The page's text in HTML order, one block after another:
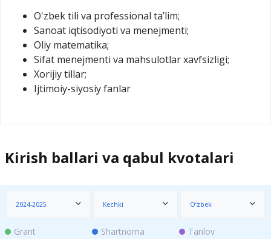
O'zbek tili va professional ta’lim;
Sаnоаt iqtisоdiyoti vа mеnеjmеnti;
Oliy matematika;
Sifat menejmenti va mahsulotlar xavfsizligi;
Xorijiy tillar;
Ijtimoiy-siyosiy fanlar
Kirish ballari va qabul kvotalari
2024-2025 Kechki O‘zbek
Grant Shartnoma Tanlov